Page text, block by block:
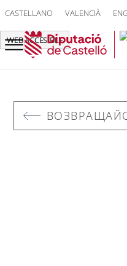
CASTELLANO VALENCIÀ
WEB ACCESIBLE